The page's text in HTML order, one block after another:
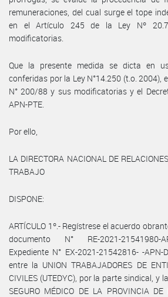
remuneraciones, del cual surge el tope
en el Artículo 245 de la Ley Nº
modificatorias.
Que la presente medida se dicta en
conferidas por la Ley N°14.250 (t.o. 2004),
N° 200/88 y sus modificatorias y el
APN-PTE.
Por ello,
LA DIRECTORA NACIONAL DE
TRABAJO
DISPONE:
ARTÍCULO 1º.- Regístrese el acuerdo
documento N° RE-2021-21541980-
Expediente N° EX-2021-21542816- -APN-
entre la UNION TRABAJADORES DE
CIVILES (UTEDYC), por la parte sindical, y
SEGURO MÉDICO DE LA PROVINCIA